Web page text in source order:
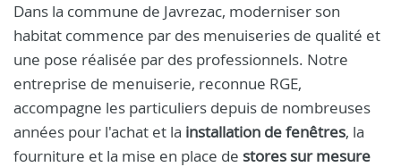
Dans la commune de Javrezac, moderniser son
habitat commence par des menuiseries de qualité et
une pose réalisée par des professionnels. Notre
entreprise de menuiserie, reconnue RGE,
accompagne les particuliers depuis de nombreuses
années pour l'achat et la installation de fenêtres, la
fourniture et la mise en place de stores sur mesure